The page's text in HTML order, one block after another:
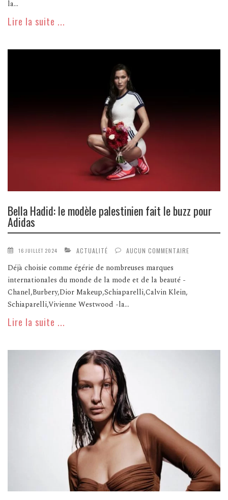
la...
Lire la suite ...
Bella Hadid: le modèle palestinien fait le buzz pour
Adidas
16 JUILLET 2024 ACTUALITÉ AUCUN COMMENTAIRE
Déjà choisie comme égérie de nombreuses marques
internationales du monde de la mode et de la beauté -
Chanel,Burbery,Dior Makeup,Schiaparelli,Calvin Klein,
Schiaparelli,Vivienne Westwood -la...
Lire la suite ...